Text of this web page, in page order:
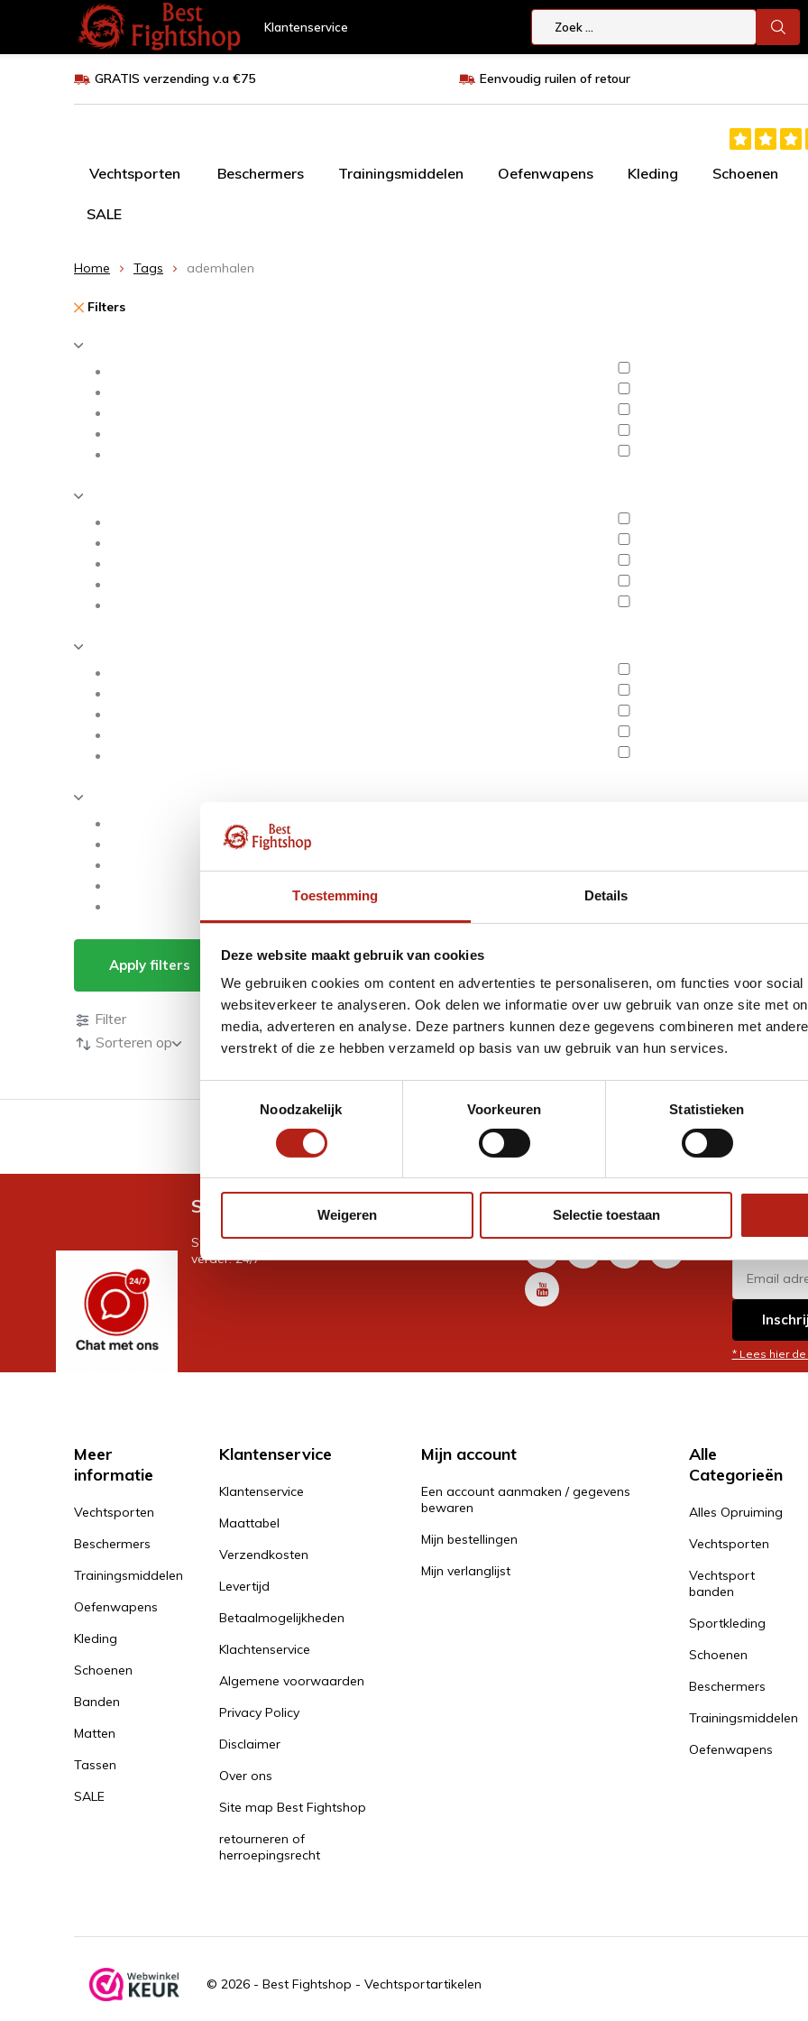
Toestemming Details
Deze website maakt gebruik van cookies
We gebruiken cookies om content en advertenties te personaliseren, om functies voor
websiteverkeer te analyseren. Ook delen we informatie over uw gebruik van onze site met
media, adverteren en analyse. Deze partners kunnen deze gegevens combineren met
verstrekt of die ze hebben verzameld op basis van uw gebruik van hun services.
Noodzakelijk
Voorkeuren Statistieken
Weigeren Selectie toestaan
Klantenservice
GRATIS verzending v.a €75 Eenvoudig ruilen of retour
Vechtsporten Beschermers Trainingsmiddelen Oefenwapens Kleding Schoenen
SALE
Home Tags ademhalen
Filters
Apply filters Producten getagd met ademhalen
Producten
Filter
Sorteren op
GRATIS verzending v.a €75 Eenvoudig ruilen of retour
Snel antwoord op je vraag?
Stel je vraag in de chat, en we helpen je graag
verder. 24/7
Volg ons
* Lees hier
Meer
informatie
Vechtsporten
Beschermers
Trainingsmiddelen
Oefenwapens
Kleding
Schoenen
Banden
Matten
Tassen
SALE
Klantenservice
Klantenservice
Maattabel
Verzendkosten
Levertijd
Betaalmogelijkheden
Klachtenservice
Algemene voorwaarden
Privacy Policy
Disclaimer
Over ons
Site map Best Fightshop
retourneren of
herroepingsrecht
Mijn account
Een account aanmaken / gegevens
bewaren
Mijn bestellingen
Mijn verlanglijst
Alle
Categorieën
Alles Opruiming
Vechtsporten
Vechtsport
banden
Sportkleding
Schoenen
Beschermers
Trainingsmiddelen
Oefenwapens
© 2026 - Best Fightshop - Vechtsportartikelen